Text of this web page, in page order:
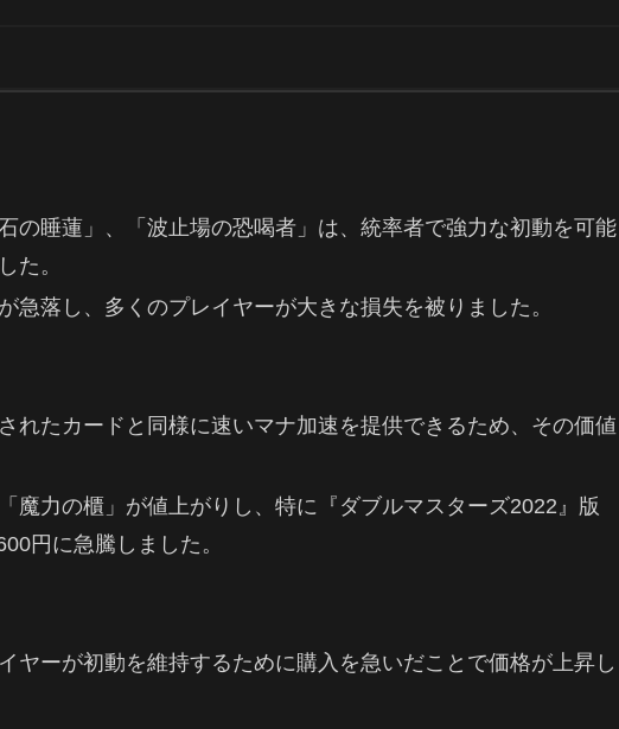
の睡蓮」、「波止場の恐喝者」は、統率者で強力な初動を可能
た。
急落し、多くのプレイヤーが大きな損失を被りました。
れたカードと同様に速いマナ加速を提供できるため、その価値
魔力の櫃」が値上がりし、特に『ダブルマスターズ2022』版
円に急騰しました。
ヤーが初動を維持するために購入を急いだことで価格が上昇し